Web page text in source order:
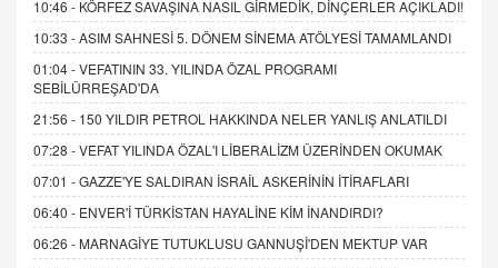
10:46 - KÖRFEZ SAVAŞINA NASIL GİRMEDİK, DİNÇERLER AÇIKLADI!
10:33 -ASIM SAHNESİ 5. DÖNEM SİNEMA ATÖLYESİ TAMAMLANDI
01:04 -VEFATININ 33. YILINDA ÖZAL PROGRAMI
SEBİLÜRREŞAD'DA
21:56 - 150 YILDIR PETROL HAKKINDA NELER YANLIŞ ANLATILDI
07:28 -VEFAT YILINDA ÖZAL'I LİBERALİZM ÜZERİNDEN OKUMAK
07:01 -GAZZE'YE SALDIRAN İSRAİL ASKERİNİN İTİRAFLARI
06:40 - ENVER'İ TÜRKİSTAN HAYALİNE KİM İNANDIRDI?
06:26 - MARNAGİYE TUTUKLUSU GANNUŞİ'DEN MEKTUP VAR